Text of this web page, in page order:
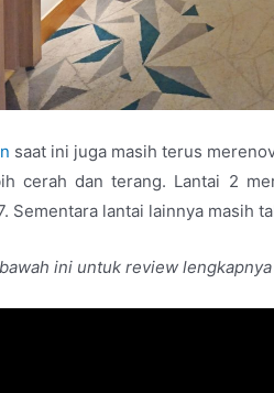
saat ini juga masih terus
cerah dan terang. Lantai 2
Sementara lantai lainnya masih
ini untuk review lengkapnya